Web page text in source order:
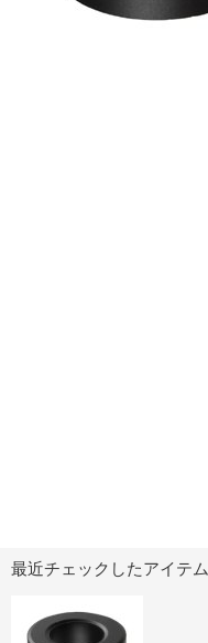
最近チェックしたアイテム